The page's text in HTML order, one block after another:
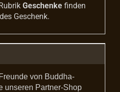
Geschenke finden
Geschenk.
von Buddha-
unseren Partner-Shop